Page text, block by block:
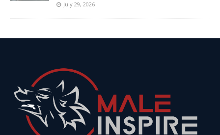
July 29, 2026